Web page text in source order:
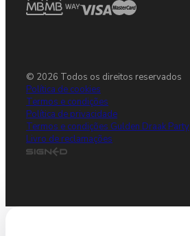
© 2026 Todos os direitos reservados
Política de cookies
Termos e condições
Política de privacidade
Termos e condições Gulden Draak Party
Livro de reclamações